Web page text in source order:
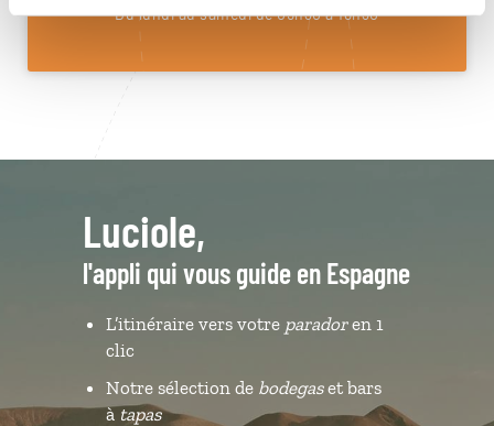
Du lundi au samedi de 09h30 à 18h30
Luciole,
l'appli qui vous guide en Espagne
L’itinéraire vers votre paradoren 1
clic
Notre sélection de bodegaset bars
àtapas